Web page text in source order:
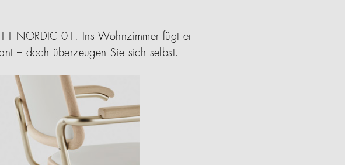
NORDIC 01. Ins Wohnzimmer fügt er
– doch überzeugen Sie sich selbst.